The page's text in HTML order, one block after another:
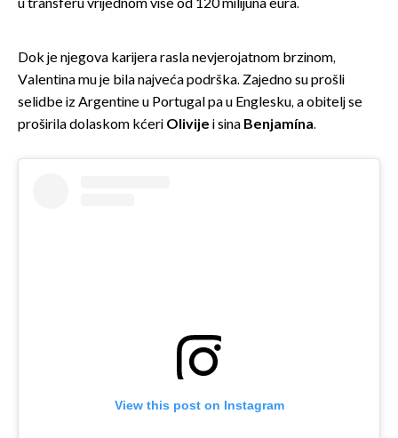
u transferu vrijednom više od 120 milijuna eura.
Dok je njegova karijera rasla nevjerojatnom brzinom,
Valentina mu je bila najveća podrška. Zajedno su prošli
selidbe iz Argentine u Portugal pa u Englesku, a obitelj se
proširila dolaskom kćeri Olivije i sina Benjamína.
View this post on Instagram